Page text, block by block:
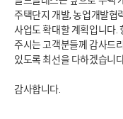
주택단지 개발, 농업개발협
사업도 확대할 계획입니다.
주시는 고객분들께 감사드
있도록 최선을 다하겠습니
감사합니다.